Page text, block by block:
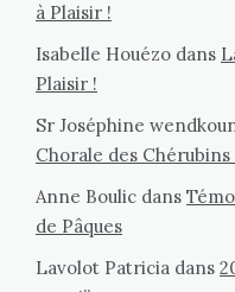
à Plaisir !
Isabelle Houézo dans
Plaisir !
Sr Joséphine
Chorale des
Anne Boulic dans
de Pâques
Lavolot Patricia dans